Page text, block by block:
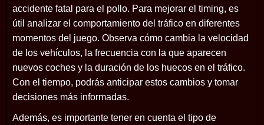
accidente fatal para el pollo. Para mejorar el timing, es
útil analizar el comportamiento del tráfico en diferentes
momentos del juego. Observa cómo cambia la velocidad
de los vehículos, la frecuencia con la que aparecen
nuevos coches y la duración de los huecos en el tráfico.
Con el tiempo, podrás anticipar estos cambios y tomar
decisiones más informadas.
Además, es importante tener en cuenta el tipo de